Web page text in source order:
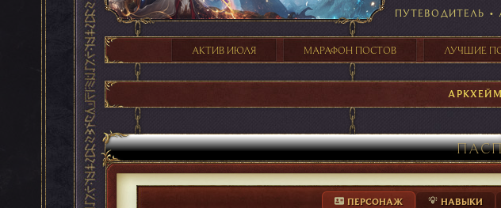
ПУТЕВОДИТЕЛЬ •
АКТИВ ИЮЛЯ МАРАФОН ПОСТОВ ЛУЧШИЕ
АРКХЕЙМ
ПЕРСОНАЖ НАВЫКИ